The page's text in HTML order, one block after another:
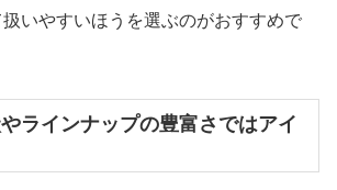
いやすいほうを選ぶのがおすすめで
ラインナップの豊富さではアイ